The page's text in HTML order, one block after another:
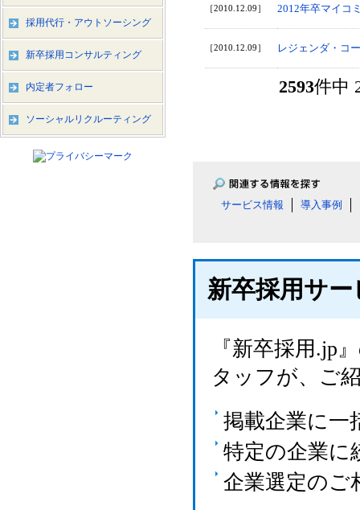
［2010.12.09］ 2012年卒マイコ
［2010.12.09］ レジェンダ・コ
2593件中
サービス情報 導入事例
新卒採用サ
『新卒採用.jp
タッフが、ご
掲載企業に一
特定の企業に
企業選定のご
採用代行・アウトソーシング
新卒採用コンサルティング
内定者フォロー
ソーシャルリクルーティング